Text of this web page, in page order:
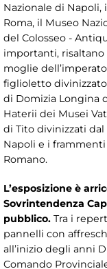
Nazionale di Napoli,
Roma, il Museo
del Colosseo -
importanti, risaltano
moglie
figlioletto
di Domizia Longina
Haterii dei Musei
di Tito divinizzati
Napoli e i
Romano.
L’esposizione è
Sovrintendenza
pubblico. Tra i
pannelli con
all’inizio degli anni
Comando